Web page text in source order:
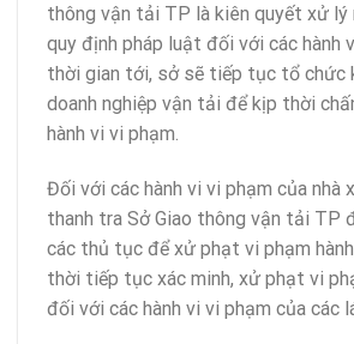
thông vận tải TP là kiên quyết xử lý
quy định pháp luật đối với các hành
thời gian tới, sở sẽ tiếp tục tổ chức
doanh nghiệp vận tải để kịp thời
hành vi vi phạm.
Đối với các hành vi vi phạm của nhà
thanh tra Sở Giao thông vận tải TP
các thủ tục để xử phạt vi phạm
thời tiếp tục xác minh, xử phạt vi
đối với các hành vi vi phạm của các